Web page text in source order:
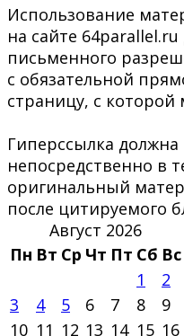
Использование
на сайте 64parallel.ru
письменного
с обязательной
страницу, с которой
Гиперссылка
непосредственно в
оригинальный
после цитируемого
Август 2026
Пн Вт Ср Чт Пт Сб Вс
1
2
3
4 5 6 7 8
9
10 11 12 13 14 15 16